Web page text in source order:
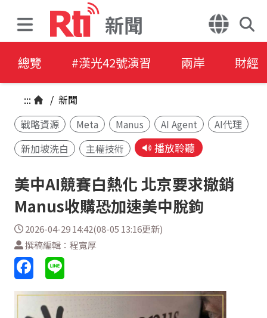
新聞
總覽 #漢光42號演習 兩岸 財經
::: / 新聞
戰略資源
Meta Manus AI Agent
AI代理
新加坡洗白
主權技術 播放聆聽
美中AI競賽白熱化 北京要求撤銷
Manus收購恐加速美中脫鉤
2026-04-29 14:42(08-05 13:16更新)
撰稿編輯：程寬厚